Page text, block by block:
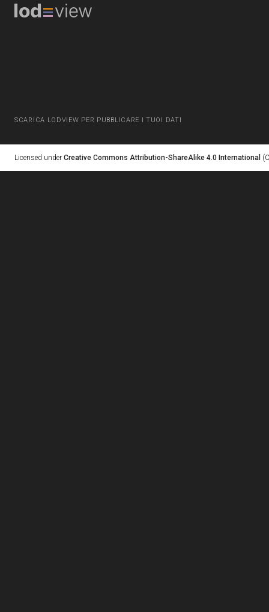
SCARICA LODVIEW PER PUBBLICARE I TUOI DATI
Licensed under Creative Commons Attribution-ShareAlike 4.0 International